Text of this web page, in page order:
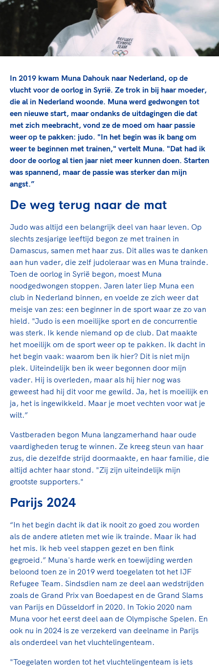
Sportonderzoek
Sportakkoord II
TeamNL kids
Olympische geschiedenis
Nieuwspagina
Columns
een rondje fietsen, door samen te skaten of naar
de sportschool te gaan. Door samen te juichen
voor Sifan Hassan, Rico Verhoeven, Diede de
Groot en het Nederlands Elftal. Of met trots te
genieten van de karatewedstrijd van je dochter,
de halve marathon van je moeder of de
hockeywedstrijd van je buurjongen.
Lees verder
Veilige en integere sport
Diversiteit en inclusie
Gezonde sportomgeving
Duurzaamheid
Vitale clubs en bestuurlijk kader
Sportmatch
Clubacties
Handboek Wet- en Regelgeving
Opleidingen en trainingen
High5 Stappenplan
Ruimte voor sport
Beroepskrachten
Samen voor een veilige
sportomgeving
Voor welk gedrag staat de club? Wat mag wel
langs de lijn, in de kleedkamer, kantine en online?
En wat mag vooral niet? Een gedragscode geeft
hier richting aan en is dus een belangrijk
onderdeel van het clubbeleid rondom gewenst en
ongewenst gedrag.
Lees verder
TeamNL Academie Kalender
Kennisaanbod TeamNL Experts
TeamNL Sport Science Centre
Olympische Spelen LA28
Paralympische Spelen LA28
Europese Spelen Istanbul 2027
Topsportbeleid
Topsportfinanciering
Maatschappelijke waarde topsport
De TeamNL Academie
De TeamNL Academie biedt een leer- en
ontwikkelprogramma voor de volgende functies
binnen TeamNL programma's: experts, coaches,
bestuurders, (technisch) directeuren, managers en
toekomstig kader.
Lees verder
In 2019 kwam Muna Dahouk naar Nederland, op de
vlucht voor de oorlog in Syrië. Ze trok in bij haar moeder,
die al in Nederland woonde. Muna werd gedwongen tot
een nieuwe start, maar ondanks de uitdagingen die dat
met zich meebracht, vond ze de moed om haar passie
weer op te pakken: judo. "In het begin was ik bang om
weer te beginnen met trainen," vertelt Muna. "Dat had ik
door de oorlog al tien jaar niet meer kunnen doen. Starten
was spannend, maar de passie was sterker dan mijn
angst.”
De weg terug naar de mat
Judo was altijd een belangrijk deel van haar leven. Op
slechts zesjarige leeftijd begon ze met trainen in
Damascus, samen met haar zus. Dit alles was te danken
aan hun vader, die zelf judoleraar was en Muna trainde.
Toen de oorlog in Syrië begon, moest Muna
noodgedwongen stoppen. Jaren later liep Muna een
club in Nederland binnen, en voelde ze zich weer dat
meisje van zes: een beginner in de sport waar ze zo van
hield. "Judo is een moeilijke sport en de concurrentie
was sterk. Ik kende niemand op de club. Dat maakte
het moeilijk om de sport weer op te pakken. Ik dacht in
het begin vaak: waarom ben ik hier? Dit is niet mijn
plek. Uiteindelijk ben ik weer begonnen door mijn
vader. Hij is overleden, maar als hij hier nog was
geweest had hij dit voor me gewild. Ja, het is moeilijk en
ja, het is ingewikkeld. Maar je moet vechten voor wat je
wilt.”
Vastberaden begon Muna langzamerhand haar oude
vaardigheden terug te winnen. Ze kreeg steun van haar
zus, die dezelfde strijd doormaakte, en haar familie, die
altijd achter haar stond. "Zij zijn uiteindelijk mijn
grootste supporters."
Parijs 2024
“In het begin dacht ik dat ik nooit zo goed zou worden
als de andere atleten met wie ik trainde. Maar ik had
het mis. Ik heb veel stappen gezet en ben flink
gegroeid.” Muna's harde werk en toewijding werden
beloond toen ze in 2019 werd toegelaten tot het IJF
Refugee Team. Sindsdien nam ze deel aan wedstrijden
zoals de Grand Prix van Boedapest en de Grand Slams
van Parijs en Düsseldorf in 2020. In Tokio 2020 nam
Muna voor het eerst deel aan de Olympische Spelen. En
ook nu in 2024 is ze verzekerd van deelname in Parijs
als onderdeel van het vluchtelingenteam.
"Toegelaten worden tot het vluchtelingenteam is iets